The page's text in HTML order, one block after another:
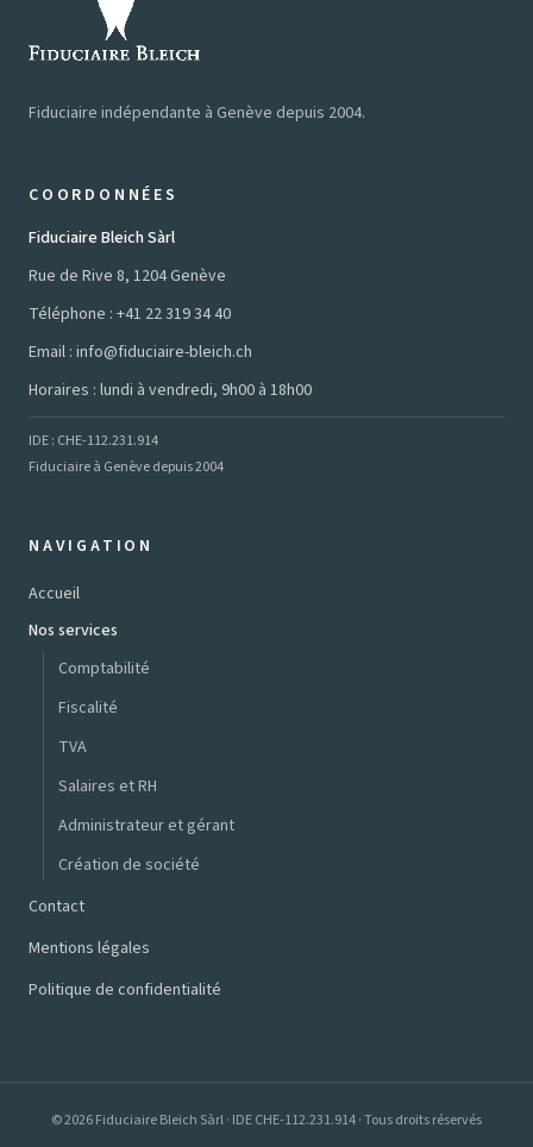
Fiduciaire indépendante à Genève depuis 2004.
COORDONNÉES
Fiduciaire Bleich Sàrl
Rue de Rive 8, 1204 Genève
Téléphone : +41 22 319 34 40
Email : info@fiduciaire-bleich.ch
Horaires : lundi à vendredi, 9h00 à 18h00
IDE : CHE-112.231.914
Fiduciaire à Genève depuis 2004
NAVIGATION
Accueil
Nos services
Comptabilité
Fiscalité
TVA
Salaires et RH
Administrateur et gérant
Création de société
Contact
Mentions légales
Politique de confidentialité
© 2026 Fiduciaire Bleich Sàrl · IDE CHE-112.231.914 · Tous droits réservés